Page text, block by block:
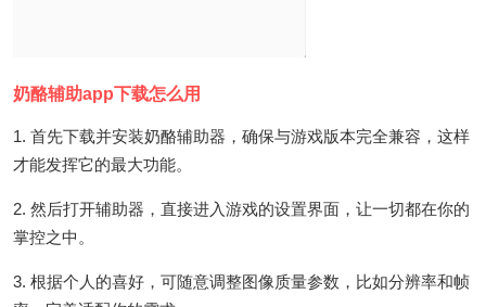
奶酪辅助app下载怎么用
1. 首先下载并安装奶酪辅助器，确保与游戏版本完全兼容，这样
才能发挥它的最大功能。
2. 然后打开辅助器，直接进入游戏的设置界面，让一切都在你的
掌控之中。
3. 根据个人的喜好，可随意调整图像质量参数，比如分辨率和帧